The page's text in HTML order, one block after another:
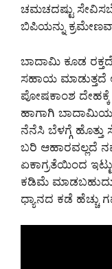
ಚಮಚದಷ್ಟು
ಬಿಪಿಯನ್ನು
ಬಾದಾಮಿ ಕೂಡ
ಸಹಾಯ ಮಾಡುತ್ತದೆ
ಪೋಷಕಾಂಶ ದೇಹಕ್ಕೆ
ಹಾಗಾಗಿ
ನೆನೆಸಿ ಬೆಳಗ್ಗೆ
ಬರಿ ಆಹಾರವಲ್ಲದೆ
ಏಕಾಗ್ರತೆಯಿಂದ
ಕಡಿಮೆ
ಧ್ಯಾನದ ಕಡೆ ಹೆಚ್ಚು